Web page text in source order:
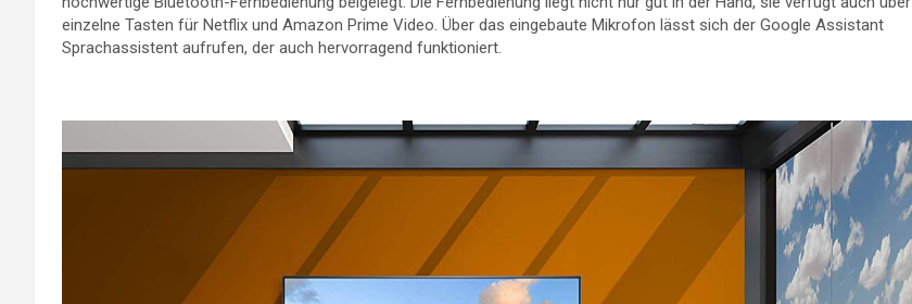
einzelne Tasten für Netflix und Amazon Prime Video. Über das eingebaute Mikrofon lässt sich der Google Assistant
Sprachassistent aufrufen, der auch hervorragend funktioniert.